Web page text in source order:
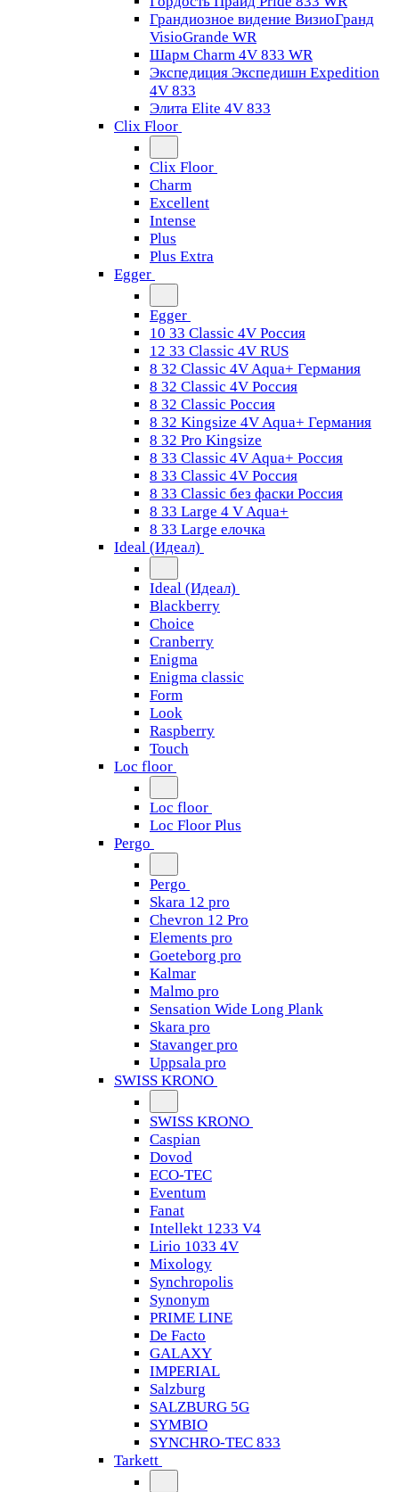
Грандиозное видение ВизиоГранд
VisioGrande WR
Шарм Charm 4V 833 WR
Экспедиция Экспедишн Expedition
4V 833
Элита Elite 4V 833
Clix Floor
Clix Floor
Charm
Excellent
Intense
Plus
Plus Extra
Egger
Egger
10 33 Classic 4V Россия
12 33 Classic 4V RUS
8 32 Classic 4V Aqua+ Германия
8 32 Classic 4V Россия
8 32 Classic Россия
8 32 Kingsize 4V Aqua+ Германия
8 32 Pro Kingsize
8 33 Classic 4V Aqua+ Россия
8 33 Classic 4V Россия
8 33 Classic без фаски Россия
8 33 Large 4 V Aqua+
8 33 Large елочка
Ideal (Идеал)
Ideal (Идеал)
Blackberry
Choice
Cranberry
Enigma
Enigma classic
Form
Look
Raspberry
Touch
Loc floor
Loc floor
Loc Floor Plus
Pergo
Pergo
Skara 12 pro
Chevron 12 Pro
Elements pro
Goeteborg pro
Kalmar
Malmo pro
Sensation Wide Long Plank
Skara pro
Stavanger pro
Uppsala pro
SWISS KRONO
SWISS KRONO
Caspian
Dovod
ECO-TEC
Eventum
Fanat
Intellekt 1233 V4
Lirio 1033 4V
Mixology
Synchropolis
Synonym
PRIME LINE
De Facto
GALAXY
IMPERIAL
Salzburg
SALZBURG 5G
SYMBIO
SYNCHRO-TEC 833
Tarkett